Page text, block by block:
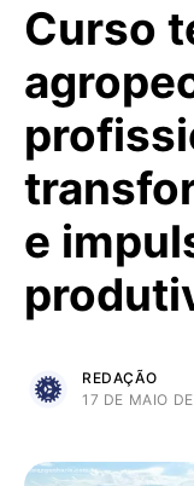
Curso
e
REDAÇÃO
17 DE MAIO